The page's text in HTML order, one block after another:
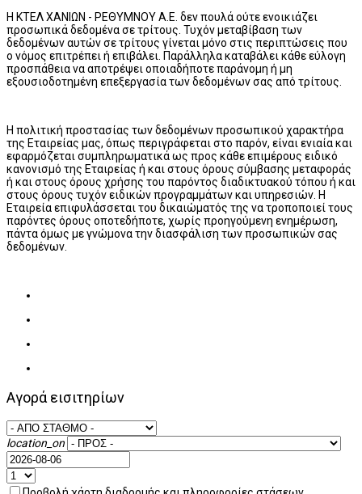
Η ΚΤΕΛ ΧΑΝΙΩΝ - ΡΕΘΥΜΝΟΥ Α.Ε. δεν πουλά ούτε ενοικιάζει
προσωπικά δεδομένα σε τρίτους. Τυχόν μεταβίβαση των
δεδομένων αυτών σε τρίτους γίνεται μόνο στις περιπτώσεις που
ο νόμος επιτρέπει ή επιβάλει. Παράλληλα καταβάλει κάθε εύλογη
προσπάθεια να αποτρέψει οποιαδήποτε παράνομη ή μη
εξουσιοδοτημένη επεξεργασία των δεδομένων σας από τρίτους.
Η πολιτική προστασίας των δεδομένων προσωπικού χαρακτήρα
της Εταιρείας μας, όπως περιγράφεται στο παρόν, είναι ενιαία και
εφαρμόζεται συμπληρωματικά ως προς κάθε επιμέρους ειδικό
κανονισμό της Εταιρείας ή και στους όρους σύμβασης μεταφοράς
ή και στους όρους χρήσης του παρόντος διαδικτυακού τόπου ή και
στους όρους τυχόν ειδικών προγραμμάτων και υπηρεσιών. Η
Εταιρεία επιφυλάσσεται του δικαιώματός της να τροποποιεί τους
παρόντες όρους οποτεδήποτε, χωρίς προηγούμενη ενημέρωση,
πάντα όμως με γνώμονα την διασφάλιση των προσωπικών σας
δεδομένων.
Αγορά εισιτηρίων
location_on